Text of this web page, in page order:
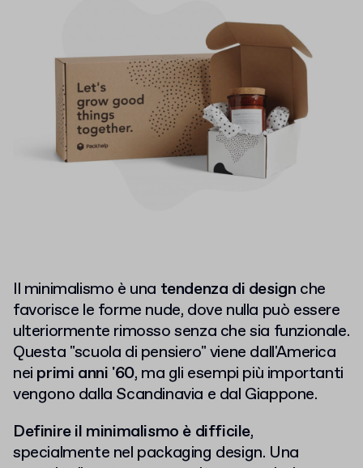
Il minimalismo è una tendenza di design che
favorisce le forme nude, dove nulla può essere
ulteriormente rimosso senza che sia funzionale.
Questa "scuola di pensiero" viene dall'America
nei primi anni '60, ma gli esempi più importanti
vengono dalla Scandinavia e dal Giappone.
Definire il minimalismo è difficile,
specialmente nel packaging design. Una